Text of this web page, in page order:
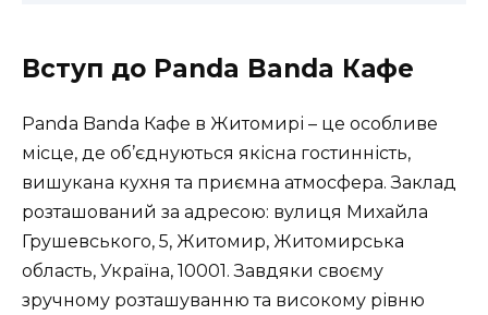
Вступ до Panda Banda Кафе
Panda Banda Кафе в Житомирі – це особливе
місце, де об’єднуються якісна гостинність,
вишукана кухня та приємна атмосфера. Заклад
розташований за адресою: вулиця Михайла
Грушевського, 5, Житомир, Житомирська
область, Україна, 10001. Завдяки своєму
зручному розташуванню та високому рівню